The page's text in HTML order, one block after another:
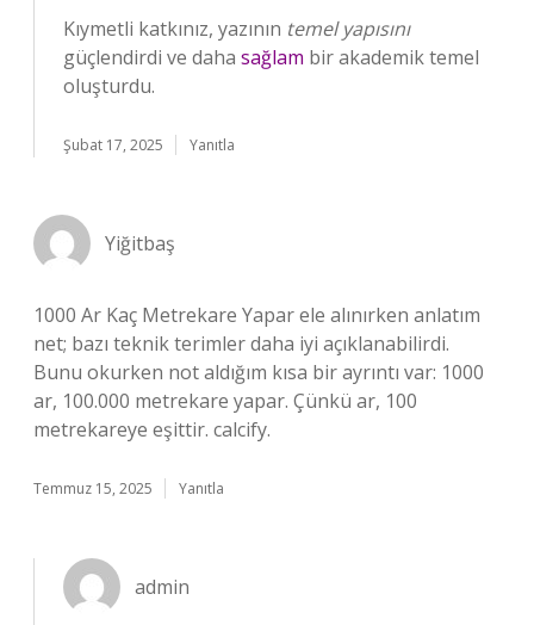
Kıymetli katkınız, yazının temel yapısını
güçlendirdi ve daha sağlam bir akademik temel
oluşturdu.
Şubat 17, 2025 Yanıtla
Yiğitbaş
1000 Ar Kaç Metrekare Yapar ele alınırken anlatım
net; bazı teknik terimler daha iyi açıklanabilirdi.
Bunu okurken not aldığım kısa bir ayrıntı var: 1000
ar, 100.000 metrekare yapar. Çünkü ar, 100
metrekareye eşittir. calcify.
Temmuz 15, 2025 Yanıtla
admin